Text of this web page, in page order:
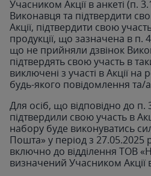
Учасником Акції в анкеті (п.
Виконавця та підтвердити
Акції, підтвердити свою
продукції, що зазначена в
що не прийняли дзвінок
підтвердять свою участь в
виключені з участі в Акції
будь-якого повідомлення та/
Для осіб, що відповідно до
підтвердили свою участь в
набору буде виконуватись
Пошта» у період з 27.05.2025
включно до відділення ТОВ
визначений Учасником Акції